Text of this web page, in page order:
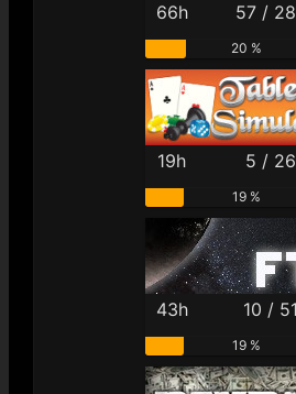
66h 57 /
20 %
19h 5 / 26
19 %
43h 10 / 51
19 %